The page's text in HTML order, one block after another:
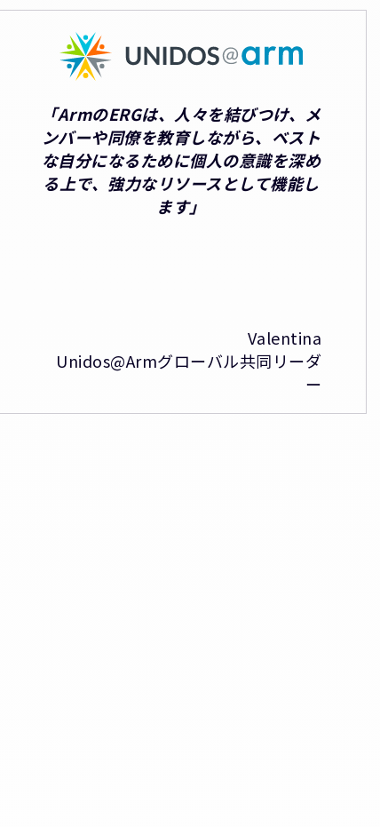
「ArmのERGは、人々を結びつけ、メ
ンバーや同僚を教育しながら、ベスト
な自分になるために個人の意識を深め
る上で、強力なリソースとして機能し
ます」
Valentina
Unidos@Armグローバル共同リーダ
ー